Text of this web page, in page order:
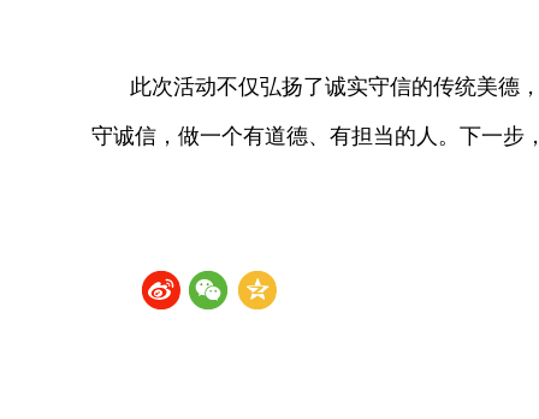
此次活动不仅弘扬了诚实守信的传统美德
守诚信，做一个有道德、有担当的人。下一步